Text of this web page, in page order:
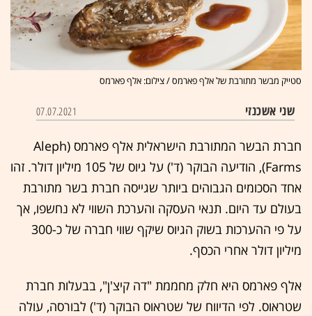
סטייק מבשר מתורבת של אלף פארמס / צילום: אלף פארמס
שני אשכנזי 07.07.2021
חברת הבשר המתורבת הישראלית אלף פארמס (Aleph
Farms), הודיעה הבוקר (ד') על גיוס של 105 מיליון דולר. זהו
אחד הסכומים הגבוהים ביותר שגייסה חברת בשר מתורבת
בעולם עד היום. תנאי העסקה והערכת השווי לא נחשפו, אך
על פי ההערכות בשוק הגיוס שיקף שווי חברה של כ-300
מיליון דולר אחרי הכסף.
אלף פארמס היא חלק מחממת "דה קיצ'ן", בבעלות חברת
שטראוס. לפי הדיווח של שטראוס הבוקר (ד') לבורסה, עולה